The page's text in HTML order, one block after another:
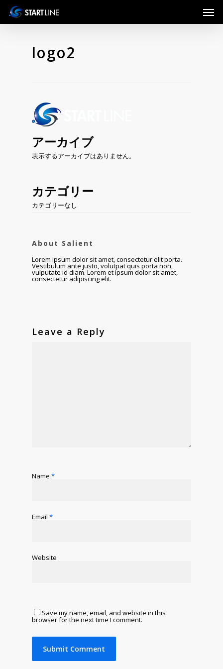
main
content
logo2
アーカイブ
表示するアーカイブはありません。
カテゴリー
カテゴリーなし
About Salient
Lorem ipsum dolor sit amet, consectetur elit porta.
Vestibulum ante justo, volutpat quis porta non,
vulputate id diam. Lorem et ipsum dolor sit amet,
consectetur adipiscing elit.
Leave a Reply
Name *
Email *
Website
Save my name, email, and website in this
browser for the next time I comment.